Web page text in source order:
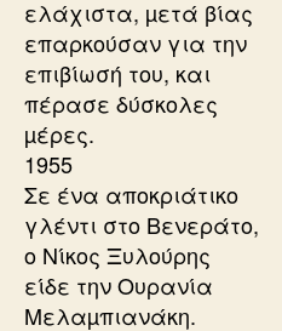
ελάχιστα, µετά βίας
επαρκούσαν για την
επιβίωσή του, και
πέρασε δύσκολες
µέρες.
1955
Σε ένα αποκριάτικο
γλέντι στο Βενεράτο,
ο Νίκος Ξυλούρης
είδε την Ουρανία
Μελαµπιανάκη.